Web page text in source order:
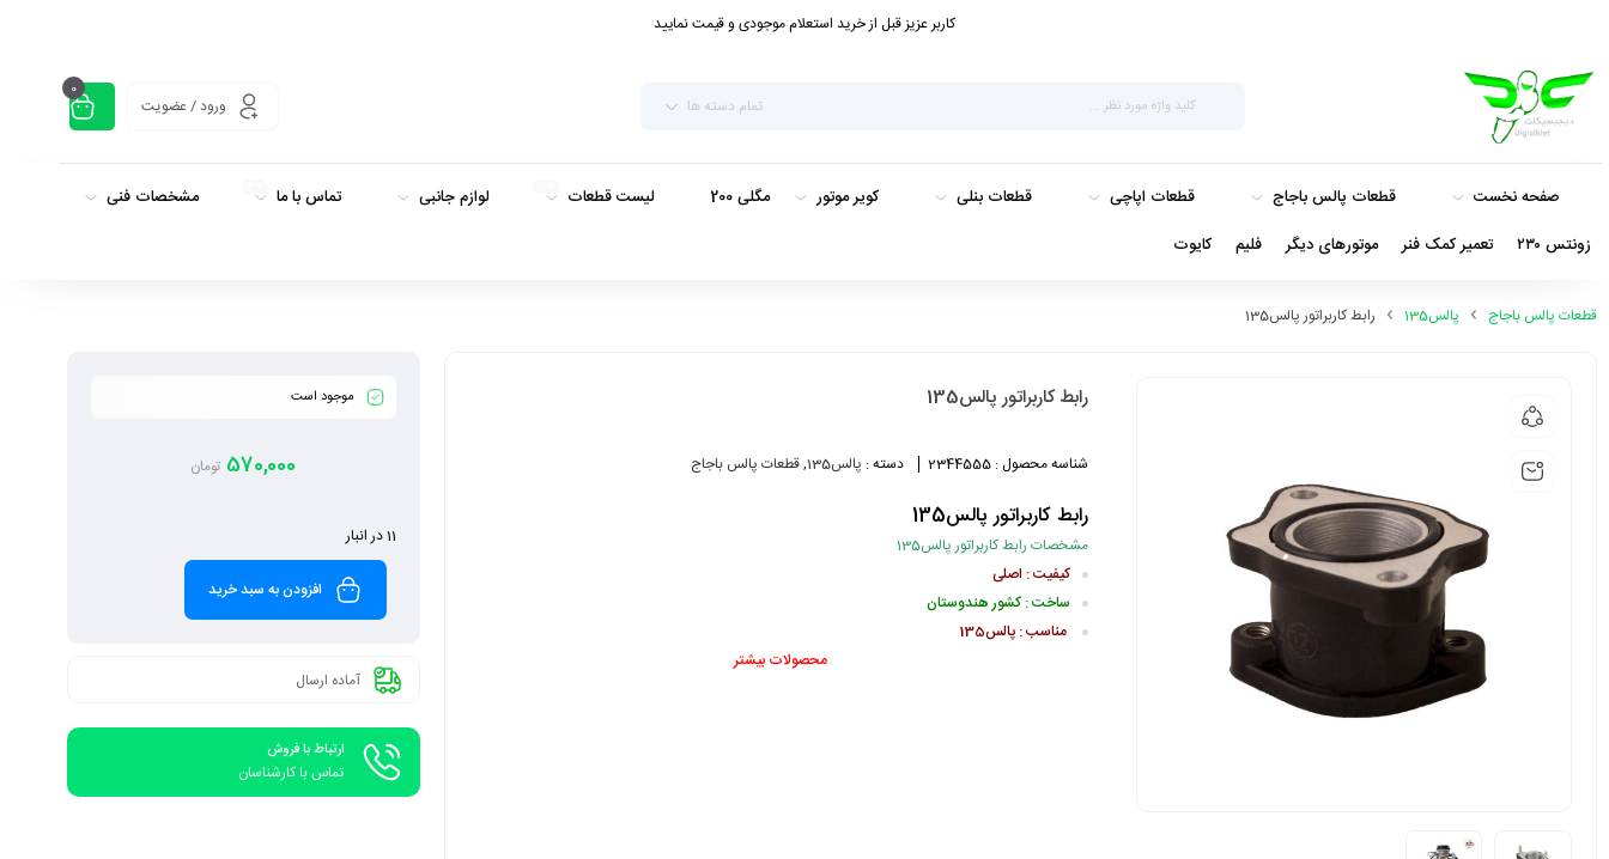
کاربر عزیز قبل از خرید استعلام موجودی و قیمت نمایید
تمام دسته ها ورود / عضویت
0
صفحه نخست قطعات پالس باجاج قطعات اپاچی قطعات بنلی کویر موتور مگلی 200 لیست قطعات لوازم جانبی تماس با ما
مشخصات فنی
زونتس ۲۳۰
تعمیر کمک فنر موتورهای دیگر فلیم کایوت
قطعات پالس باجاج پالس135 رابط کاربراتور پالس135
رابط کاربراتور پالس135
شناسه محصول : 2344555 دسته : پالس135 ,قطعات پالس باجاج
رابط کاربراتور پالس135
مشخصات رابط کاربراتور پالس135
کیفیت : اصلی
ساخت : کشور هندوستان
مناسب : پالس135
محصولات بیشتر
موجود است
570,000 تومان
11 در انبار
افزودن به سبد خرید
آماده ارسال
ارتباط با فروش
تماس با کارشناسان